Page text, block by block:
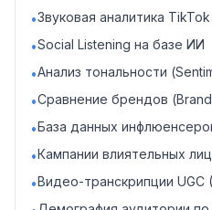
•Звуковая аналитика TikTok
•Social Listening на базе ИИ
•Анализ тональности
•Сравнение брендов
•База данных
•Кампании влиятельных лиц
•Видео-транскрипции UGC